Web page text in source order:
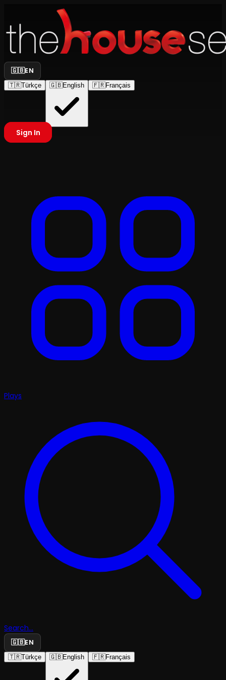
🇬🇧EN
🇹🇷Türkçe 🇬🇧English 🇫🇷Français
Sign In
Plays
Search...
🇬🇧EN
🇹🇷Türkçe 🇬🇧English 🇫🇷Français